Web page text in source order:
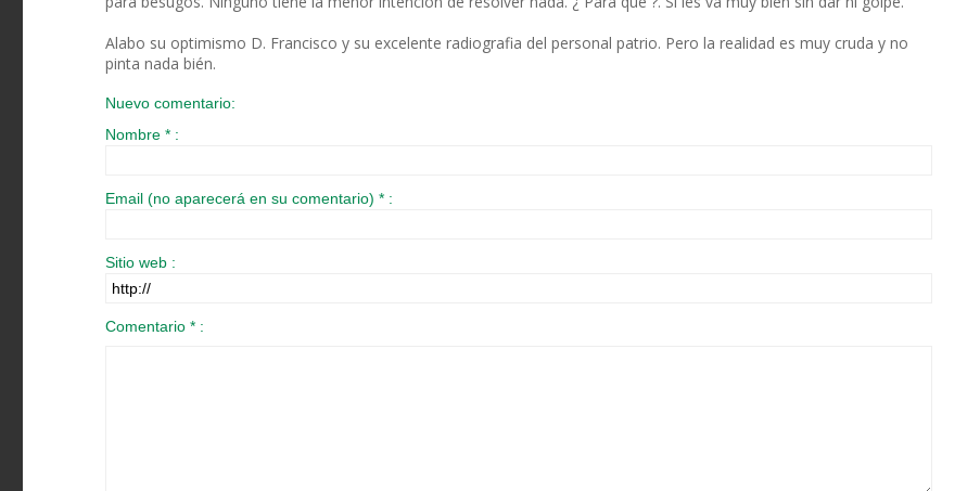
Alabo su optimismo D. Francisco y su excelente radiografia del personal patrio. Pero la realidad es muy cruda y no
pinta nada bién.
Nuevo comentario:
Nombre * :
Email (no aparecerá en su comentario) * :
Sitio web :
Comentario * :